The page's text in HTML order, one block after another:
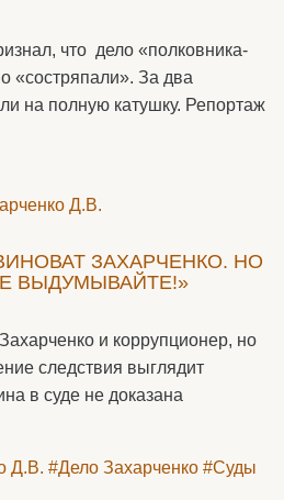
что дело «полковника-
«состряпали». За два
на полную катушку. Репортаж
Д.В.
ЗАХАРЧЕНКО. НО
ВЫДУМЫВАЙТЕ!»
и коррупционер, но
следствия выглядит
в суде не доказана
Д.В. #Дело Захарченко #Суды